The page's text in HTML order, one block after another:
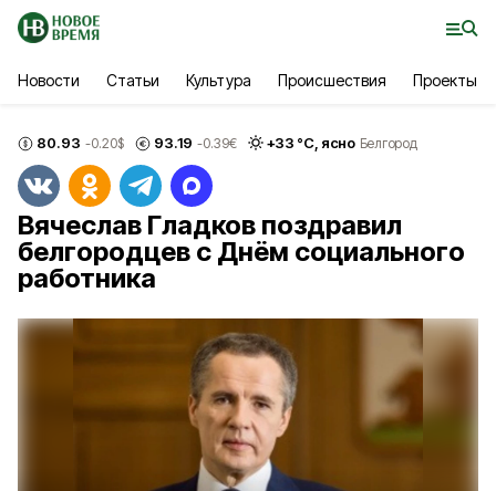
Новости Статьи Культура Происшествия Проекты
80.93 -0.20$ 93.19 -0.39€ +33 °С, ясно Белгород
Вячеслав Гладков поздравил
белгородцев с Днём социального
работника